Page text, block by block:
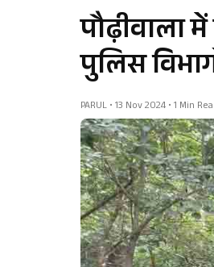
पौढ़ीवाला
पुलिस
PARUL • 13 Nov 2024 • 1 Min